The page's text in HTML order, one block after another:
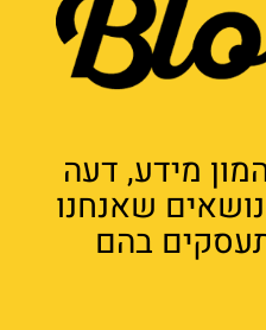
מידע, דעה
שאנחנו
בהם